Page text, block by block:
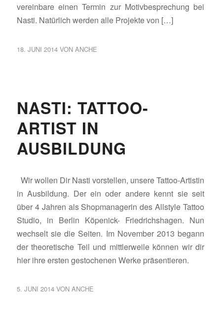
vereinbare einen Termin zur Motivbesprechung bei
Nasti. Natürlich werden alle Projekte von […]
18. JUNI 2014 VON ANCHE
NASTI: TATTOO-
ARTIST IN
AUSBILDUNG
Wir wollen Dir Nasti vorstellen, unsere Tattoo-Artistin
in Ausbildung. Der ein oder andere kennt sie seit
über 4 Jahren als Shopmanagerin des Allstyle Tattoo
Studio, in Berlin Köpenick- Friedrichshagen. Nun
wechselt sie die Seiten. Im November 2013 begann
der theoretische Teil und mittlerweile können wir dir
hier ihre ersten gestochenen Werke präsentieren.
5. JUNI 2014 VON ANCHE